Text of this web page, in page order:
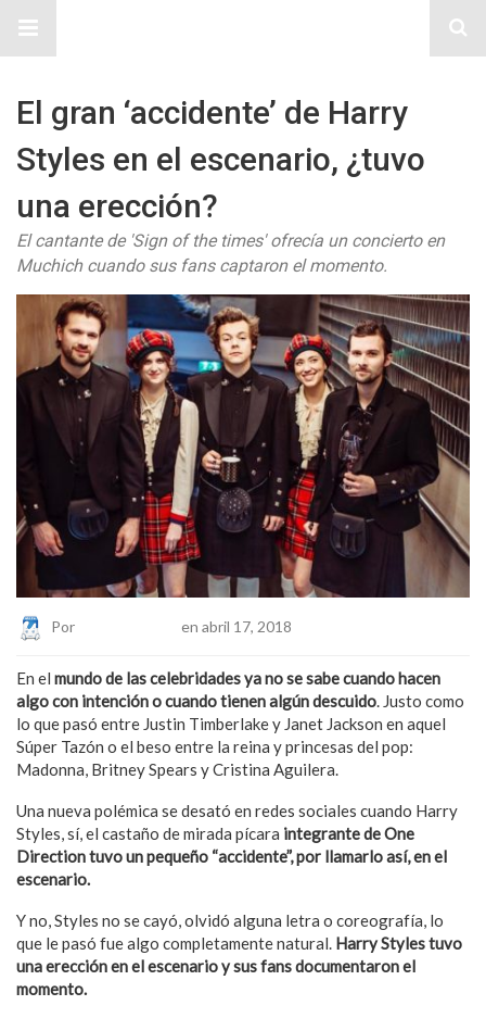
El gran ‘accidente’ de Harry
Styles en el escenario, ¿tuvo
una erección?
El cantante de 'Sign of the times' ofrecía un concierto en
Muchich cuando sus fans captaron el momento.
Por en abril 17, 2018
En el mundo de las celebridades ya no se sabe cuando hacen
algo con intención o cuando tienen algún descuido. Justo como
lo que pasó entre Justin Timberlake y Janet Jackson en aquel
Súper Tazón o el beso entre la reina y princesas del pop:
Madonna, Britney Spears y Cristina Aguilera.
Una nueva polémica se desató en redes sociales cuando Harry
Styles, sí, el castaño de mirada pícara integrante de One
Direction tuvo un pequeño “accidente”, por llamarlo así, en el
escenario.
Y no, Styles no se cayó, olvidó alguna letra o coreografía, lo
que le pasó fue algo completamente natural. Harry Styles tuvo
una erección en el escenario y sus fans documentaron el
momento.